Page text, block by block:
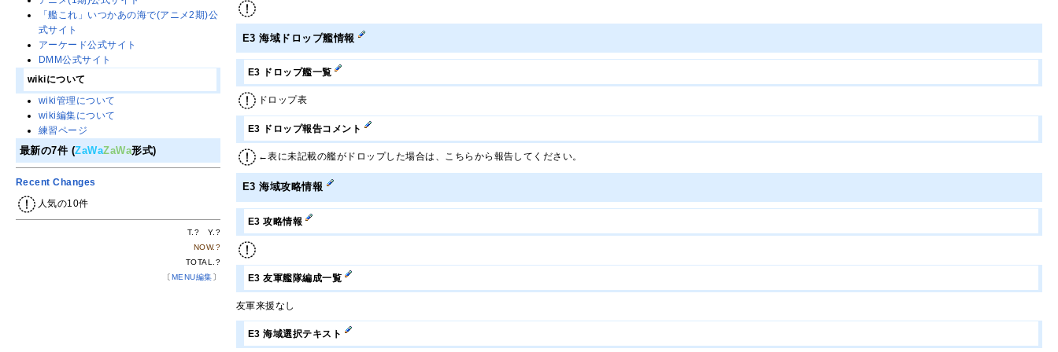
E3 海域ドロップ艦情報
E3 ドロップ艦一覧
ドロップ表
E3 ドロップ報告コメント
←表に未記載の艦がドロップした場合は、こちらから報告してください。
E3 海域攻略情報
E3 攻略情報
E3 友軍艦隊編成一覧
友軍来援なし
E3 海域選択テキスト
「艦これ」いつかあの海で(アニメ2期)公
式サイト
アーケード公式サイト
DMM公式サイト
wikiについて
wiki管理について
wiki編集について
練習ページ
最新の7件 (ZaWaZaWa形式)
Recent Changes
人気の10件
T.? Y.?
NOW.?
TOTAL.?
〔MENU編集〕